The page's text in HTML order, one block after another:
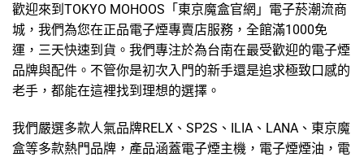
歡迎來到TOKYO MOHOOS「 東京魔盒官網 」 電子菸潮流商
城，我們為您在正品電子煙專賣店服務，全館滿1000免
運，三天快速到貨。我們專注於為台南在最受歡迎的電子煙
品牌與配件。不管你是初次入門的新手還是追求極致口感的
老手，都能在這裡找到理想的選擇。
我們嚴選多款人氣品牌RELX 、 SP2S 、 ILIA 、 LANA 、 東京魔
盒等多款熱門品牌，產品涵蓋電子煙主機 ， 電子煙煙油 ， 電